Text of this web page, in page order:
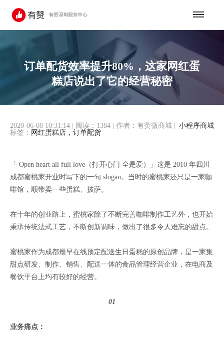
订单配货效率提升80%，这家网红蛋
糕店说出了它的经营秘密
小程序商城
2020-06-08 10:31:14 阅读：1384 作者：有赞微商城
标签： 网红蛋糕店，订单配货
「 Open heart all full love（打开心门 全是爱）」这是 2010 年四川
成都蜜桃家开业时写下的一句 slogan。当时的蜜桃家还只是一家咖
啡馆，顺带卖一些蛋糕、披萨。
在十年的创业路上，蜜桃家除了不断完善咖啡制作工艺外，也开始
秉承传统法式工艺，不断创新调味，做出了很多令人难忘的甜点。
蜜桃家作为成都最早在线预定配送生日蛋糕的原创品牌，是一家集
甜点研发、制作、销售、配送一体的食品管理经营企业，在电商及
餐饮平台上均有较好的经营。
01
业务痛点：